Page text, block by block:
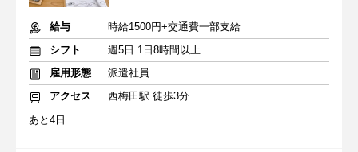
給与
時給1500円+交通費一部支給
シフト
週5日 1日8時間以上
雇用形態
派遣社員
アクセス
西梅田駅 徒歩3分
あと4日